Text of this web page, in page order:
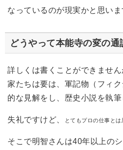
なっているのが現実かと思いま
どうやって本能寺の変の通
詳しくは書くことができませ
家たちは要は、軍記物（フィ
的な見解をし、歴史小説を執筆
失礼ですけど、 とてもプロの仕事とは
そこで明智さんは40年以上の